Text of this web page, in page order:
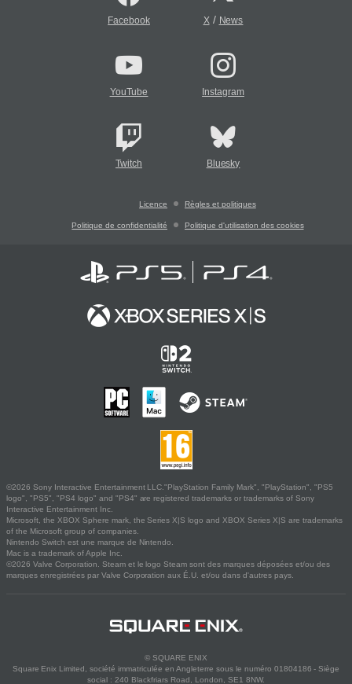
Facebook X/ News
YouTube Instagram
Twitch Bluesky
Licence Règles et politiques
Politique de confidentialité Politique d'utilisation des cookies
©2026 Sony Interactive Entertainment LLC."PlayStation Family Mark", "PlayStation", "PS5
logo", "PS5", "PS4 logo" and "PS4" are registered trademarks or trademarks of Sony
Interactive Entertainment Inc.
Microsoft, the XBOX Sphere mark, the Series X|S logo and XBOX Series X|S are trademarks
of the Microsoft group of companies.
Nintendo Switch est une marque de Nintendo.
Mac is a trademark of Apple Inc.
©2026 Valve Corporation. Steam et le logo Steam sont des marques déposées et/ou des
marques enregistrées par Valve Corporation aux É.U. et/ou dans d'autres pays.
© SQUARE ENIX
Square Enix Limited, société immatriculée en Angleterre sous le numéro 01804186 - Siège
social : 240 Blackfriars Road, London, SE1 8NW.